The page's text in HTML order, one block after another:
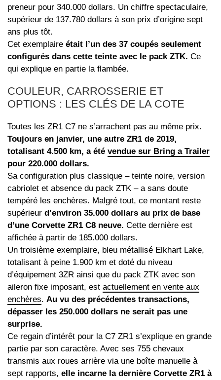
preneur pour 340.000 dollars. Un chiffre spectaculaire,
supérieur de 137.780 dollars à son prix d’origine sept
ans plus tôt.
Cet exemplaire était l’un des 37 coupés seulement
configurés dans cette teinte avec le pack ZTK. Ce
qui explique en partie la flambée.
COULEUR, CARROSSERIE ET
OPTIONS : LES CLÉS DE LA COTE
Toutes les ZR1 C7 ne s’arrachent pas au même prix.
Toujours en janvier, une autre ZR1 de 2019,
totalisant 4.500 km, a été vendue sur Bring a Trailer
pour 220.000 dollars.
Sa configuration plus classique – teinte noire, version
cabriolet et absence du pack ZTK – a sans doute
tempéré les enchères. Malgré tout, ce montant reste
supérieur d’environ 35.000 dollars au prix de base
d’une Corvette ZR1 C8 neuve. Cette dernière est
affichée à partir de 185.000 dollars.
Un troisième exemplaire, bleu métallisé Elkhart Lake,
totalisant à peine 1.900 km et doté du niveau
d’équipement 3ZR ainsi que du pack ZTK avec son
aileron fixe imposant, est actuellement en vente aux
enchères. Au vu des précédentes transactions,
dépasser les 250.000 dollars ne serait pas une
surprise.
Ce regain d’intérêt pour la C7 ZR1 s’explique en grande
partie par son caractère. Avec ses 755 chevaux
transmis aux roues arrière via une boîte manuelle à
sept rapports, elle incarne la dernière Corvette ZR1 à